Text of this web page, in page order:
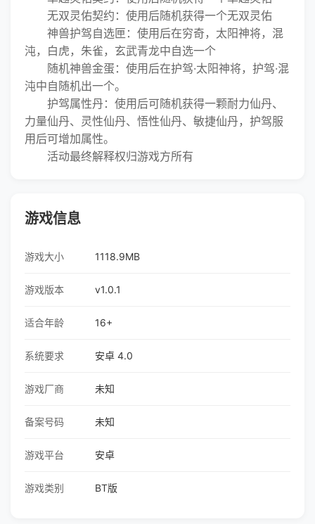
无双灵佑契约：使用后随机获得一个无双灵佑
神兽护驾自选匣：使用后在穷奇，太阳神将，混
沌，白虎，朱雀，玄武青龙中自选一个
随机神兽金蛋：使用后在护驾·太阳神将，护驾·混
沌中自随机出一个。
护驾属性丹：使用后可随机获得一颗耐力仙丹、
力量仙丹、灵性仙丹、悟性仙丹、敏捷仙丹，护驾服
用后可增加属性。
活动最终解释权归游戏方所有
游戏信息
游戏大小 1118.9MB
游戏版本 v1.0.1
适合年龄 16+
系统要求 安卓 4.0
游戏厂商 未知
备案号码 未知
游戏平台 安卓
游戏类别 BT版